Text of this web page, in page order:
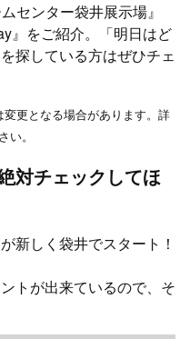
センター袋井展示場』
』をご紹介。「明日はど
探している方はぜひチェ
更となる場合があります。詳
。
対チェックしてほ
新しく袋井でスタート！
トが出来ているので、そ